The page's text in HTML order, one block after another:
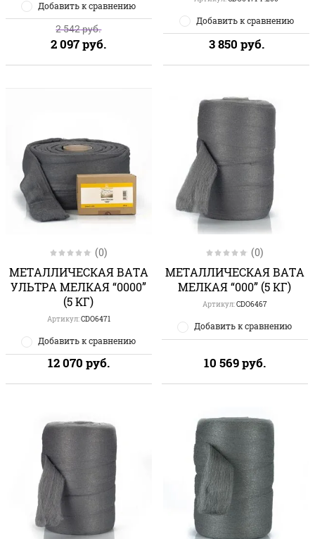
Добавить к сравнению
2 542руб.
2 097руб.
Добавить к сравнению
3 850 руб.
(0)
МЕТАЛЛИЧЕСКАЯ ВАТА
УЛЬТРА МЕЛКАЯ “0000”
(5 КГ)
Артикул:CDO6471
Добавить к сравнению
12 070 руб.
(0)
МЕТАЛЛИЧЕСКАЯ ВАТА
МЕЛКАЯ “000” (5 КГ)
Артикул:CDO6467
Добавить к сравнению
10 569руб.